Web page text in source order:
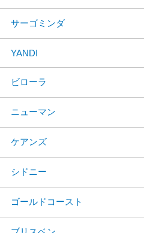
サーゴミンダ
YANDI
ビローラ
ニューマン
ケアンズ
シドニー
ゴールドコースト